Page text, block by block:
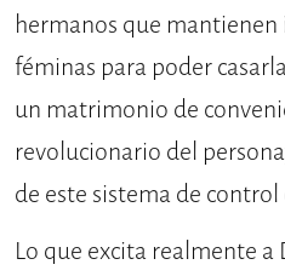
hermanos que
féminas para poder
un matrimonio de
revolucionario del
de este sistema de
Lo que excita realmente